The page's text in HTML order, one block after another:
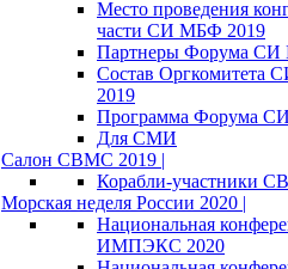
Место проведения
части СИ МБФ 2019
Партнеры Форума
Состав Оргкомитета
2019
Программа Форума
Для СМИ
Салон СВМС 2019 |
Корабли-участники
Морская неделя России 2020 |
Национальная
ИМПЭКС 2020